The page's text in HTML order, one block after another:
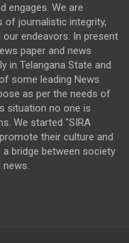
engages. We are
of journalistic integrity,
endeavors. In present
paper and news
in Telangana State and
some leading News
as per the needs of
situation no one is
We started "SIRA
their culture and
bridge between society